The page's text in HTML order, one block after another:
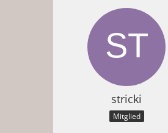
stricki
Mitglied